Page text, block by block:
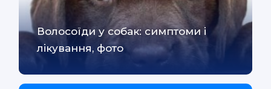
Волосоїди у собак: симптоми і
лікування, фото